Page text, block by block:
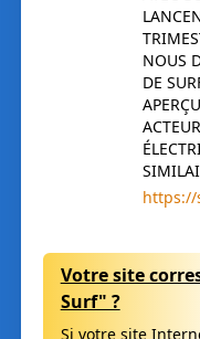
NOUS
DE
https://
Votre site
Surf" ?
Si votre site